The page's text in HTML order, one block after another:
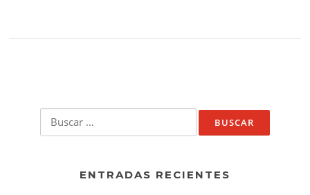
ENTRADAS RECIENTES